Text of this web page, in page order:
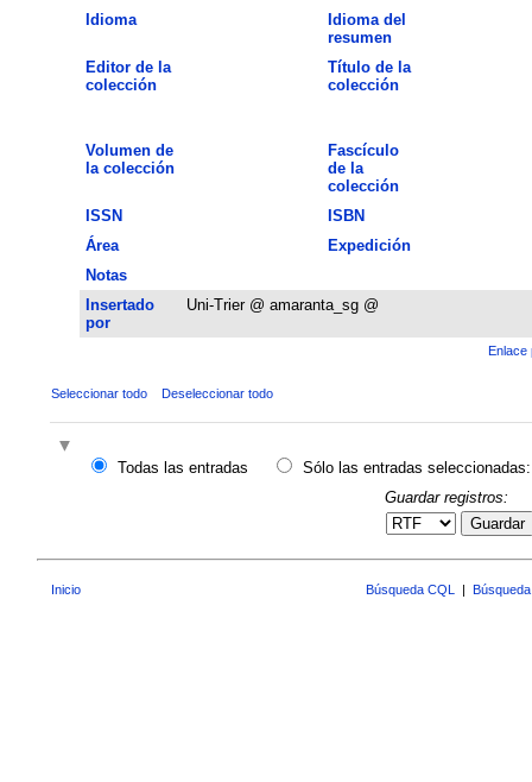
Idioma
Idioma del
resumen
Editor de la
colección
Título de la
colección
Volumen de
la colección
Fascículo
de la
colección
ISSN
ISBN
Área
Expedición
Notas
Insertado
por
Uni-Trier @ amaranta_sg @
Enlace
Seleccionar todo Deseleccionar todo
Todas las entradas
Sólo las entradas seleccionadas:
Guardar registros:
Guardar
Inicio Búsqueda CQL